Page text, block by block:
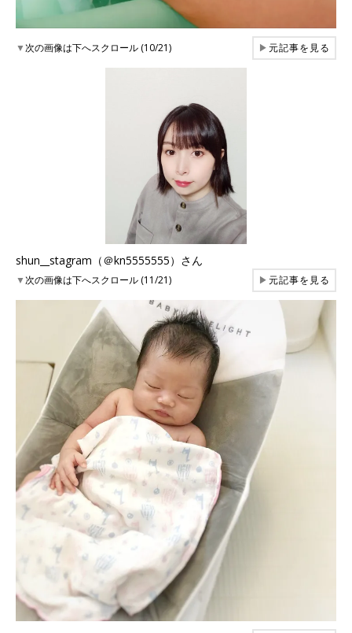
▼次の画像は下へスクロール (10/21) ▶元記事を見る
shun__stagram（＠kn5555555）さん
▼次の画像は下へスクロール (11/21) ▶元記事を見る